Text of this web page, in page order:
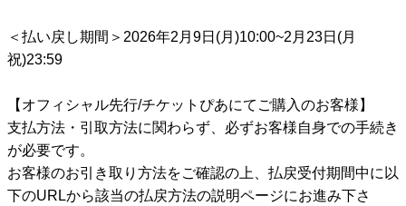
＜払い戻し期間＞2026年2月9日(月)10:00~2月23日(月
祝)23:59
【オフィシャル先行/チケットぴあにてご購入のお客様】
支払方法・引取方法に関わらず、必ずお客様自身での手続き
が必要です。
お客様のお引き取り方法をご確認の上、払戻受付期間中に以
下のURLから該当の払戻方法の説明ページにお進み下さ